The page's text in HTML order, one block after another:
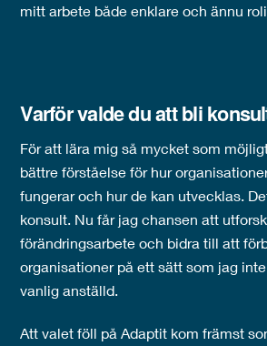
mitt arbete både enklare och ännu
Varför valde du att bli
För att lära mig så mycket som
bättre förståelse för hur
fungerar och hur de kan utvecklas.
konsult. Nu får jag chansen att
förändringsarbete och bidra till att
organisationer på ett sätt som jag
vanlig anställd.
Att valet föll på Adaptit kom främst